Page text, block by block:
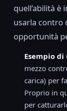
quell’abilità è
usarla contro
opportunità
Esempio
mezzo
carica) per
Proprio in
per